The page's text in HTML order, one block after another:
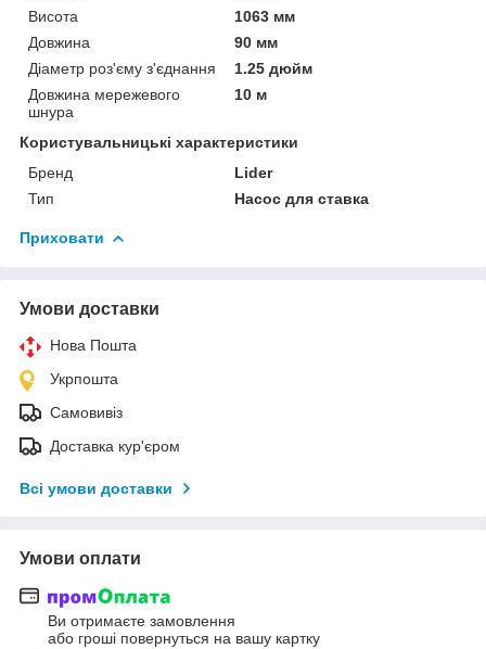
Висота
1063 мм
Довжина
90 мм
Діаметр роз'єму з'єднання
1.25 дюйм
Довжина мережевого
шнура
10 м
Користувальницькі характеристики
Бренд
Lider
Тип
Насос для ставка
Приховати
Умови доставки
Нова Пошта
Укрпошта
Самовивіз
Доставка кур'єром
Всі умови доставки
Умови оплати
Ви отримаєте замовлення
або гроші повернуться на вашу картку